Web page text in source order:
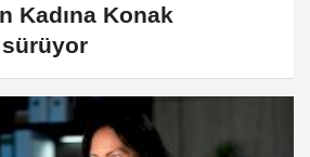
Kadına Konak
sürüyor